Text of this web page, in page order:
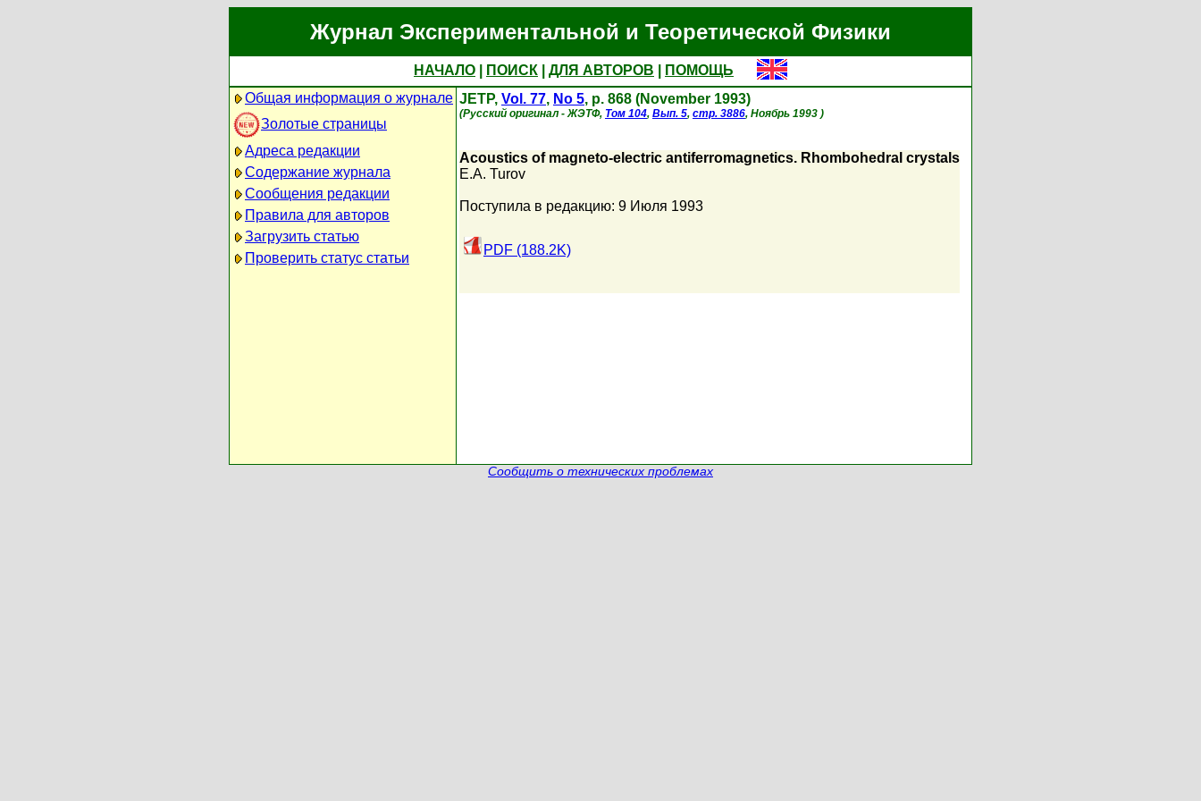
Журнал Экспериментальной и Теоретической Физики
НАЧАЛО ПОИСК ДЛЯ АВТОРОВ
ПОМОЩЬ
Общая информация о журнале
Золотые страницы
Адреса редакции
Содержание журнала
Сообщения редакции
Правила для авторов
Загрузить статью
Проверить статус статьи
JETP, Vol. 77, No 5, p. 868 (November 1993)
(Русский оригинал - ЖЭТФ, Том 104, Вып. 5, стр. 3886, Ноябрь 1993 )
Acoustics of magneto-electric antiferromagnetics. Rhombohedral crystals
E.A. Turov
Поступила в редакцию: 9 Июля 1993
PDF (188.2K)
Сообщить о технических проблемах